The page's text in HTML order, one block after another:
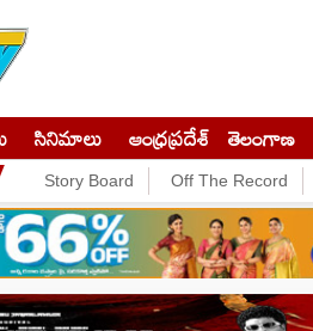
సినిమాలు ఆంధ్రప్రదేశ్ తెలంగాణ
Story Board Off The Record